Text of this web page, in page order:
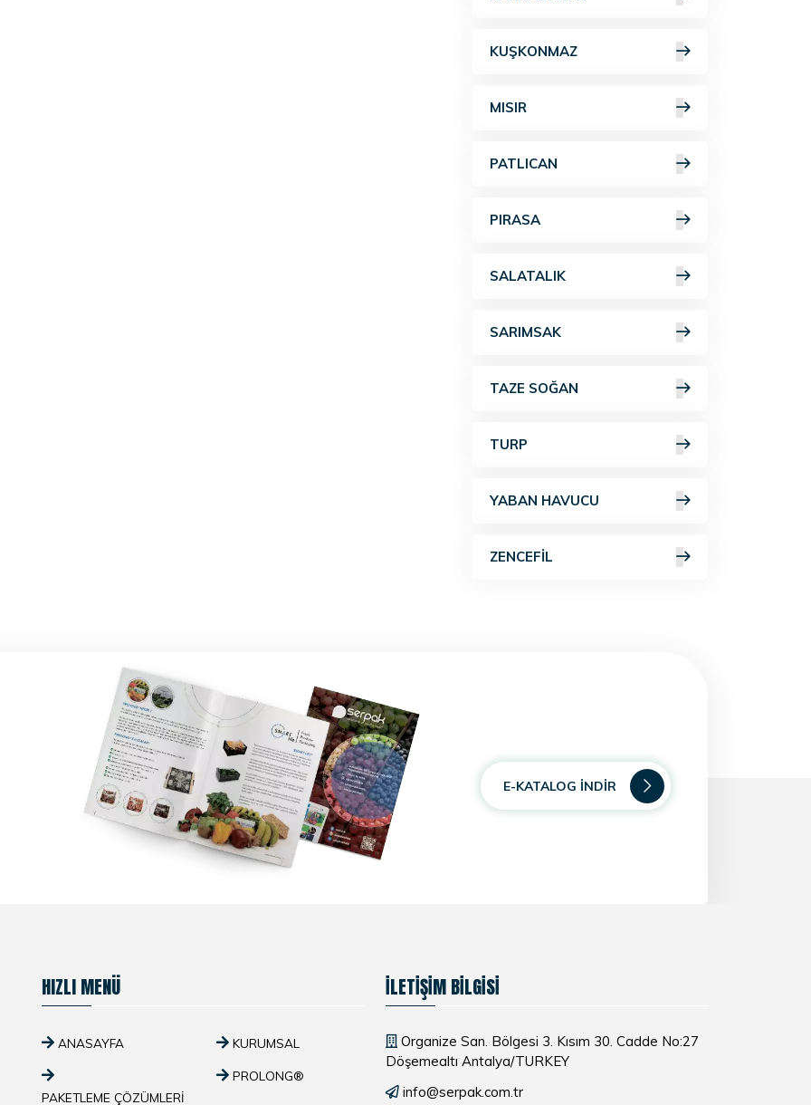
KUŞKONMAZ
MISIR
PATLICAN
PIRASA
SALATALIK
SARIMSAK
TAZE SOĞAN
TURP
YABAN HAVUCU
ZENCEFIL
E-KATALOG İNDIR
HIZLI MENÜ
ANASAYFA KURUMSAL
PAKETLEME ÇÖZÜMLERI
PROLONG®
İLETIŞIM BILGISI
Organize San. Bölgesi 3. Kısım 30. Cadde No:27
Döşemealtı Antalya/TURKEY
info@serpak.com.tr